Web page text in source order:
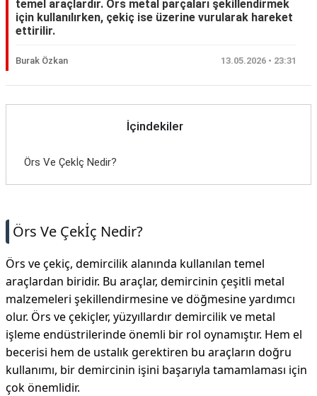
temel araçlardır. Örs metal parçaları şekillendirmek
için kullanılırken, çekiç ise üzerine vurularak hareket
ettirilir.
Burak Özkan 13.05.2026 • 23:31
İçindekiler
Örs Ve Çekİç Nedir?
Örs Ve Çekİç Nedir?
Örs ve çekiç, demircilik alanında kullanılan temel
araçlardan biridir. Bu araçlar, demircinin çeşitli metal
malzemeleri şekillendirmesine ve döğmesine yardımcı
olur. Örs ve çekiçler, yüzyıllardır demircilik ve metal
işleme endüstrilerinde önemli bir rol oynamıştır. Hem el
becerisi hem de ustalık gerektiren bu araçların doğru
kullanımı, bir demircinin işini başarıyla tamamlaması için
çok önemlidir.